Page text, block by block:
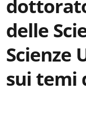
delle
Scienze
sui temi